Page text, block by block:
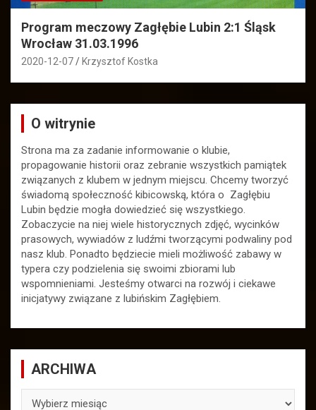
Program meczowy Zagłębie Lubin 2:1 Śląsk
Wrocław 31.03.1996
2020-12-07 Krzysztof Kostka
O witrynie
Strona ma za zadanie informowanie o klubie,
propagowanie historii oraz zebranie wszystkich pamiątek
związanych z klubem w jednym miejscu. Chcemy tworzyć
świadomą społeczność kibicowską, która o Zagłębiu
Lubin będzie mogła dowiedzieć się wszystkiego.
Zobaczycie na niej wiele historycznych zdjęć, wycinków
prasowych, wywiadów z ludźmi tworzącymi podwaliny pod
nasz klub. Ponadto będziecie mieli możliwość zabawy w
typera czy podzielenia się swoimi zbiorami lub
wspomnieniami. Jesteśmy otwarci na rozwój i ciekawe
inicjatywy związane z lubińskim Zagłębiem.
ARCHIWA